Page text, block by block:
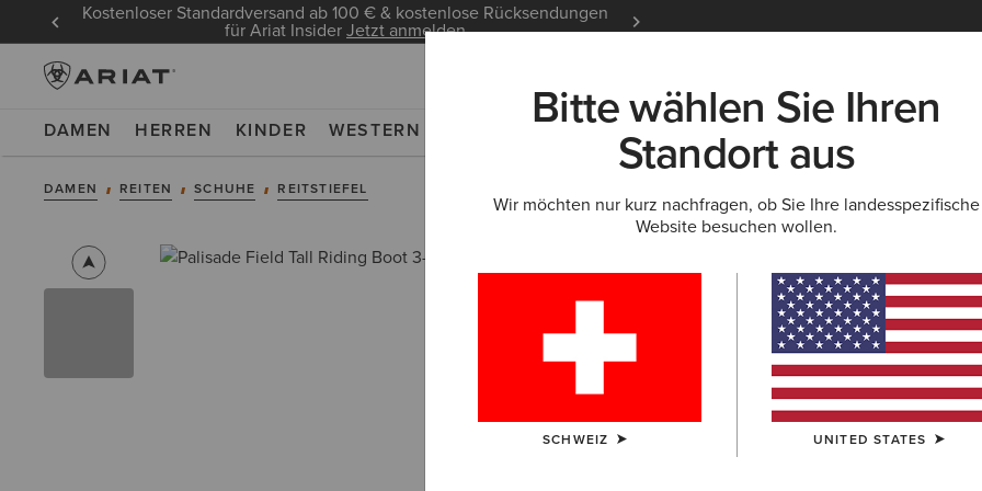
Kostenloser Standardversand ab 100 € & kostenlose Rücksendungen
für Ariat InsiderJetzt anmelden
DAMEN HERREN KINDER WESTERN NEU & FEATURED ARIAT LIFE OUTLET
DAMEN REITEN SCHUHE REITSTIEFEL
340,00 €
(28)
FARBE:
Bitte wählen Sie Ihren
Standort aus
Wir möchten nur kurz nachfragen, ob Sie Ihre landesspezifische
Website besuchen wollen.
SCHWEIZ UNITED STATES